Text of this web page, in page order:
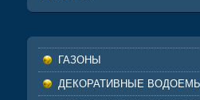
ГАЗОНЫ
ДЕКОРАТИВНЫЕ